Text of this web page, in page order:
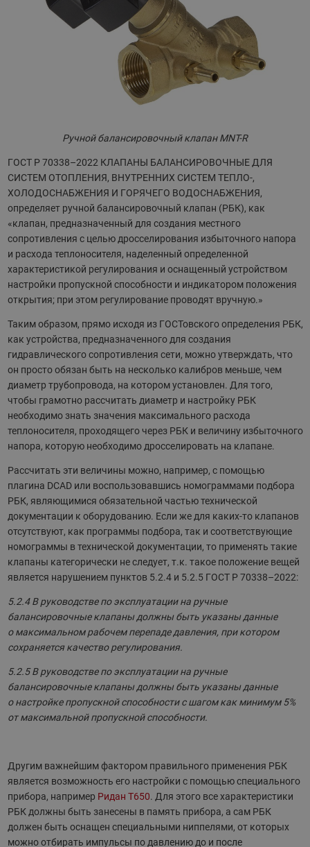
Ручной балансировочный клапан MNT-R
ГОСТ Р 70338–2022 КЛАПАНЫ БАЛАНСИРОВОЧНЫЕ ДЛЯ
СИСТЕМ ОТОПЛЕНИЯ, ВНУТРЕННИХ СИСТЕМ ТЕПЛО-,
ХОЛОДОСНАБЖЕНИЯ И ГОРЯЧЕГО ВОДОСНАБЖЕНИЯ,
определяет ручной балансировочный клапан (РБК), как
«клапан, предназначенный для создания местного
сопротивления с целью дросселирования избыточного напора
и расхода теплоносителя, наделенный определенной
характеристикой регулирования и оснащенный устройством
настройки пропускной способности и индикатором положения
открытия; при этом регулирование проводят вручную.»
Таким образом, прямо исходя из ГОСТовского определения РБК,
как устройства, предназначенного для создания
гидравлического сопротивления сети, можно утверждать, что
он просто обязан быть на несколько калибров меньше, чем
диаметр трубопровода, на котором установлен. Для того,
чтобы грамотно рассчитать диаметр и настройку РБК
необходимо знать значения максимального расхода
теплоносителя, проходящего через РБК и величину избыточного
напора, которую необходимо дросселировать на клапане.
Рассчитать эти величины можно, например, с помощью
плагина DCAD или воспользовавшись номограммами подбора
РБК, являющимися обязательной частью технической
документации к оборудованию. Если же для каких-то клапанов
отсутствуют, как программы подбора, так и соответствующие
номограммы в технической документации, то применять такие
клапаны категорически не следует, т.к. такое положение вещей
является нарушением пунктов 5.2.4 и 5.2.5 ГОСТ Р 70338–2022:
5.2.4 В руководстве по эксплуатации на ручные
балансировочные клапаны должны быть указаны данные
о максимальном рабочем перепаде давления, при котором
сохраняется качество регулирования.
5.2.5 В руководстве по эксплуатации на ручные
балансировочные клапаны должны быть указаны данные
о настройке пропускной способности с шагом как минимум 5%
от максимальной пропускной способности.
Другим важнейшим фактором правильного применения РБК
является возможность его настройки с помощью специального
прибора, например Ридан T650. Для этого все характеристики
РБК должны быть занесены в память прибора, а сам РБК
должен быть оснащен специальными ниппелями, от которых
можно отбирать импульсы по давлению до и после